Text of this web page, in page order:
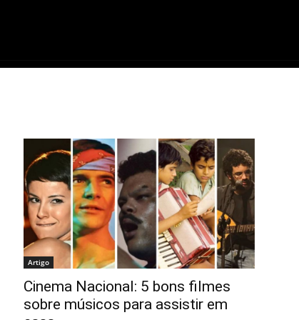
Artigo
Cinema Nacional: 5 bons filmes
sobre músicos para assistir em